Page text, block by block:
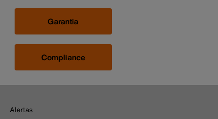
Garantia
Compliance
Alertas